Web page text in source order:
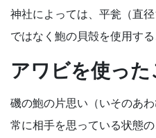
神社によっては、平瓮（直
ではなく鮑の貝殻を使用する
アワビを使っ
磯の鮑の片思い（いそのあわ
常に相手を思っている状態